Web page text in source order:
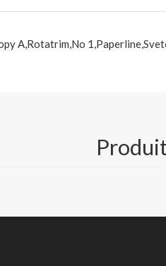
A,Rotatrim,No
papier de copie de haute